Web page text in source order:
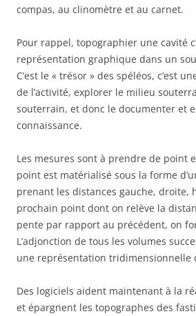
compas, au clinomètre et au carnet.
Pour rappel, topographier une cavité
représentation graphique dans un
C’est le « trésor » des spéléos, c’est
de l’activité, explorer le milieu
souterrain, et donc le documenter et
connaissance.
Les mesures sont à prendre de point
point est matérialisé sous la forme
prenant les distances gauche, droite,
prochain point dont on relève la
pente par rapport au précédent, on
L’adjonction de tous les volumes
une représentation tridimensionnelle
Des logiciels aident maintenant à la
et épargnent les topographes des